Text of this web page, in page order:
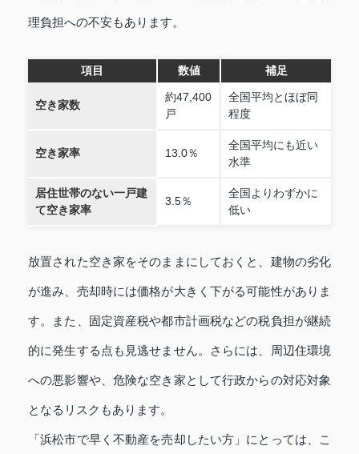
理負担への不安もあります。
項目 数値 補足
空き家数
約47,400
戸
全国平均とほぼ同
程度
空き家率 13.0％
全国平均にも近い
水準
居住世帯のない一戸建
て空き家率
3.5％
全国よりわずかに
低い
放置された空き家をそのままにしておくと、建物の劣化
が進み、売却時には価格が大きく下がる可能性がありま
す。また、固定資産税や都市計画税などの税負担が継続
的に発生する点も見逃せません。さらには、周辺住環境
への悪影響や、危険な空き家として行政からの対応対象
となるリスクもあります。
「浜松市で早く不動産を売却したい方」にとっては、こ